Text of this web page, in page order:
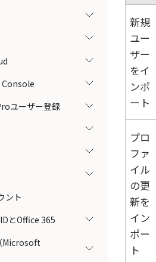
ユーザー登録
ント
とOffice 365
Microsoft
新規
ユー
ザー
をイ
ンポ
ート
プロ
ファ
イル
の更
新を
イン
ポー
ト